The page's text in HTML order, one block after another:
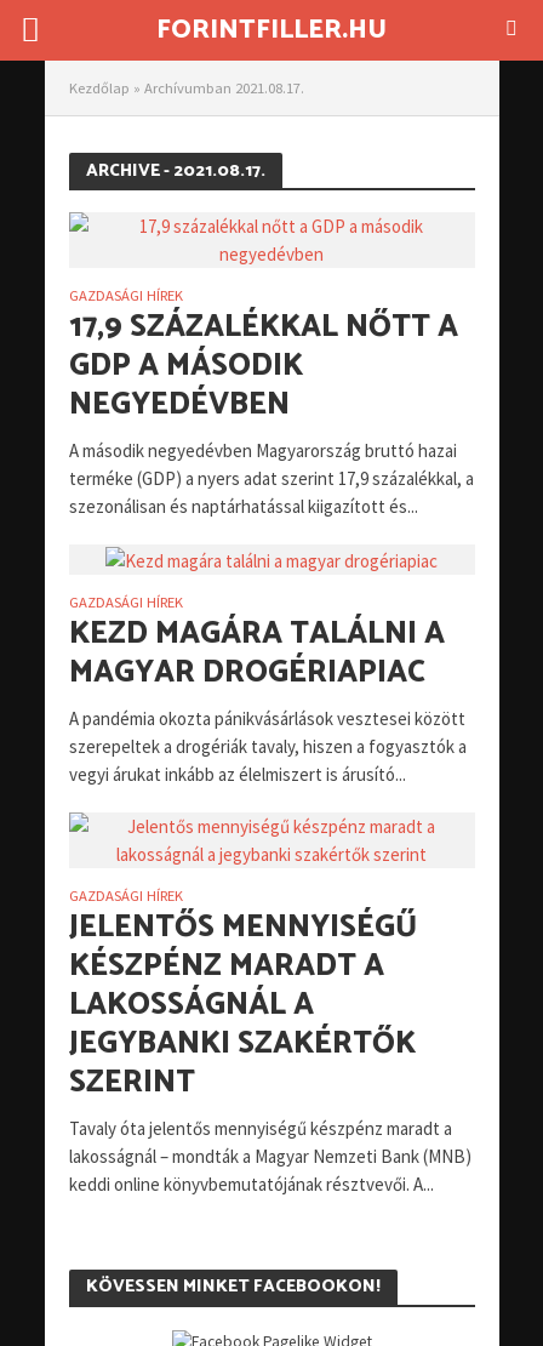
FORINTFILLER.HU
Kezdőlap » Archívumban 2021.08.17.
ARCHIVE - 2021.08.17.
GAZDASÁGI HÍREK
17,9 SZÁZALÉKKAL NŐTT A
GDP A MÁSODIK
NEGYEDÉVBEN
A második negyedévben Magyarország bruttó hazai
terméke (GDP) a nyers adat szerint 17,9 százalékkal, a
szezonálisan és naptárhatással kiigazított és...
GAZDASÁGI HÍREK
KEZD MAGÁRA TALÁLNI A
MAGYAR DROGÉRIAPIAC
A pandémia okozta pánikvásárlások vesztesei között
szerepeltek a drogériák tavaly, hiszen a fogyasztók a
vegyi árukat inkább az élelmiszert is árusító...
GAZDASÁGI HÍREK
JELENTŐS MENNYISÉGŰ
KÉSZPÉNZ MARADT A
LAKOSSÁGNÁL A
JEGYBANKI SZAKÉRTŐK
SZERINT
Tavaly óta jelentős mennyiségű készpénz maradt a
lakosságnál – mondták a Magyar Nemzeti Bank (MNB)
keddi online könyvbemutatójának résztvevői. A...
KÖVESSEN MINKET FACEBOOKON!